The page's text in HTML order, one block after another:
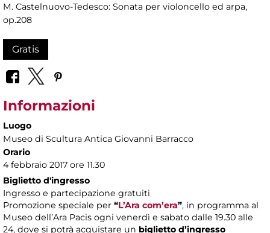
M. Castelnuovo-Tedesco: Sonata per violoncello ed arpa,
op.208
Gratis
Informazioni
Luogo
Museo di Scultura Antica Giovanni Barracco
Orario
4 febbraio 2017 ore 11.30
Biglietto d'ingresso
Ingresso e partecipazione gratuiti
Promozione speciale per “L’Ara com’era”, in programma al
Museo dell’Ara Pacis ogni venerdì e sabato dalle 19.30 alle
24, dove si potrà acquistare un biglietto d’ingresso